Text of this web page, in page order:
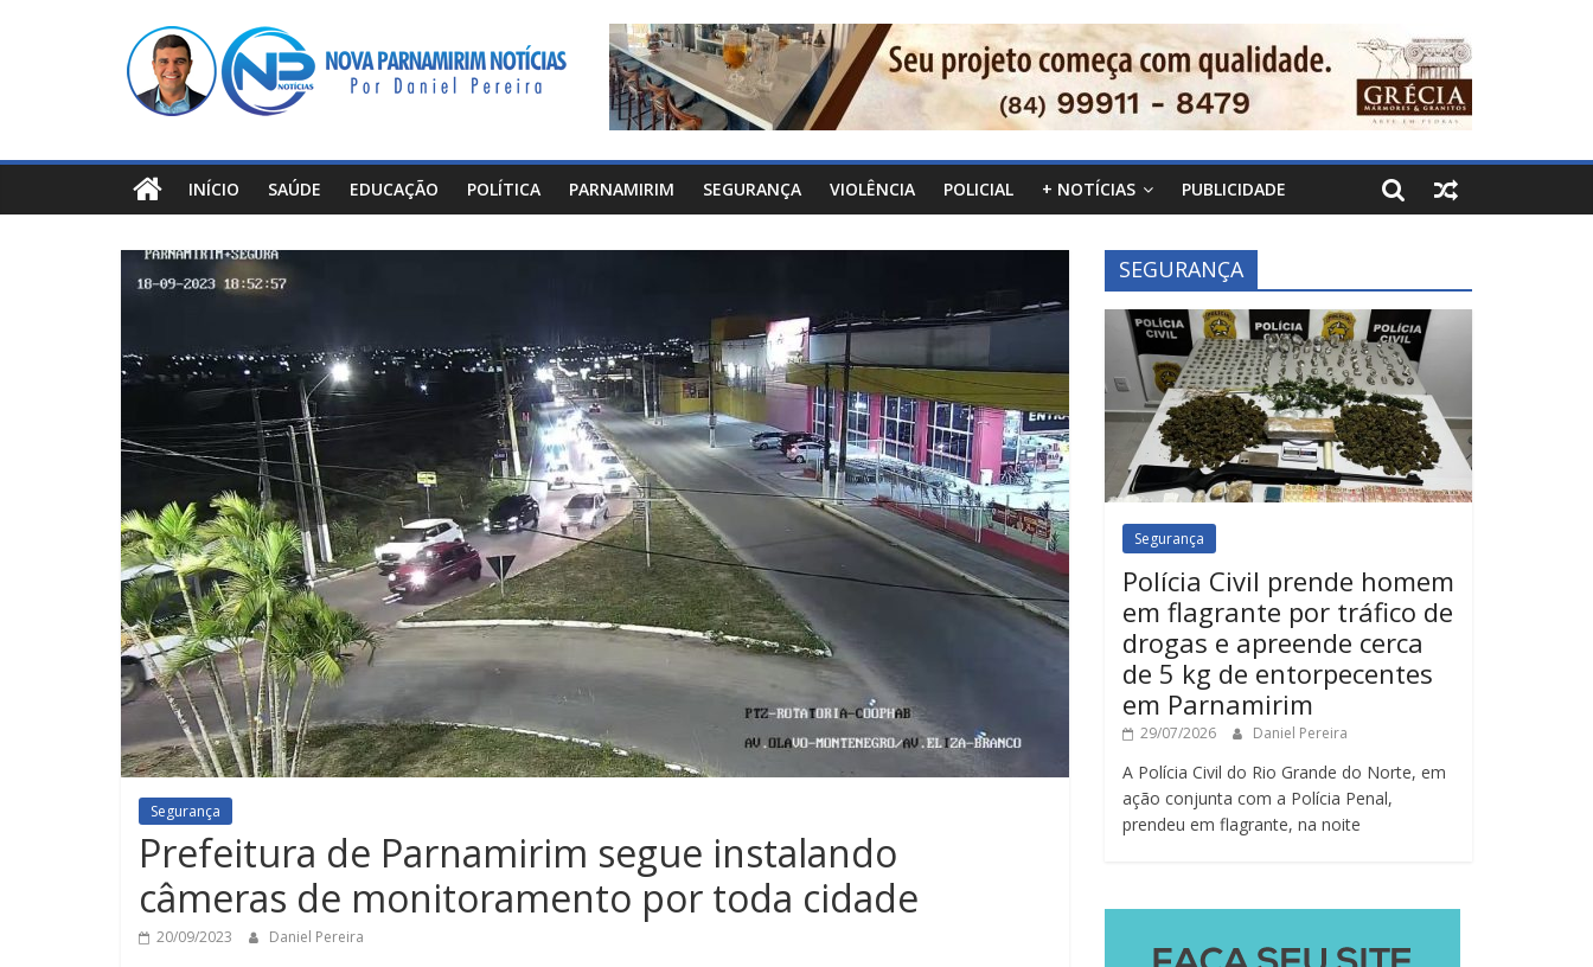
Nova
Parnamirim
Notícias
Daniel
Pereira
INÍCIO SAÚDE EDUCAÇÃO POLÍTICA PARNAMIRIM SEGURANÇA VIOLÊNCIA POLICIAL + NOTÍCIAS PUBLICIDADE
Segurança
Prefeitura de Parnamirim segue instalando
câmeras de monitoramento por toda cidade
20/09/2023 Daniel Pereira
SEGURANÇA
Segurança
Polícia Civil prende homem
em flagrante por tráfico de
drogas e apreende cerca
de 5 kg de entorpecentes
em Parnamirim
29/07/2026 Daniel Pereira
A Polícia Civil do Rio Grande do Norte, em
ação conjunta com a Polícia Penal,
prendeu em flagrante, na noite